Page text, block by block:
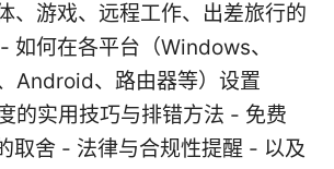
、游戏、远程工作、出差旅行的
如何在各平台（Windows、
Android、路由器等）设置
的实用技巧与排错方法 - 免费
取舍 - 法律与合规性提醒 - 以及